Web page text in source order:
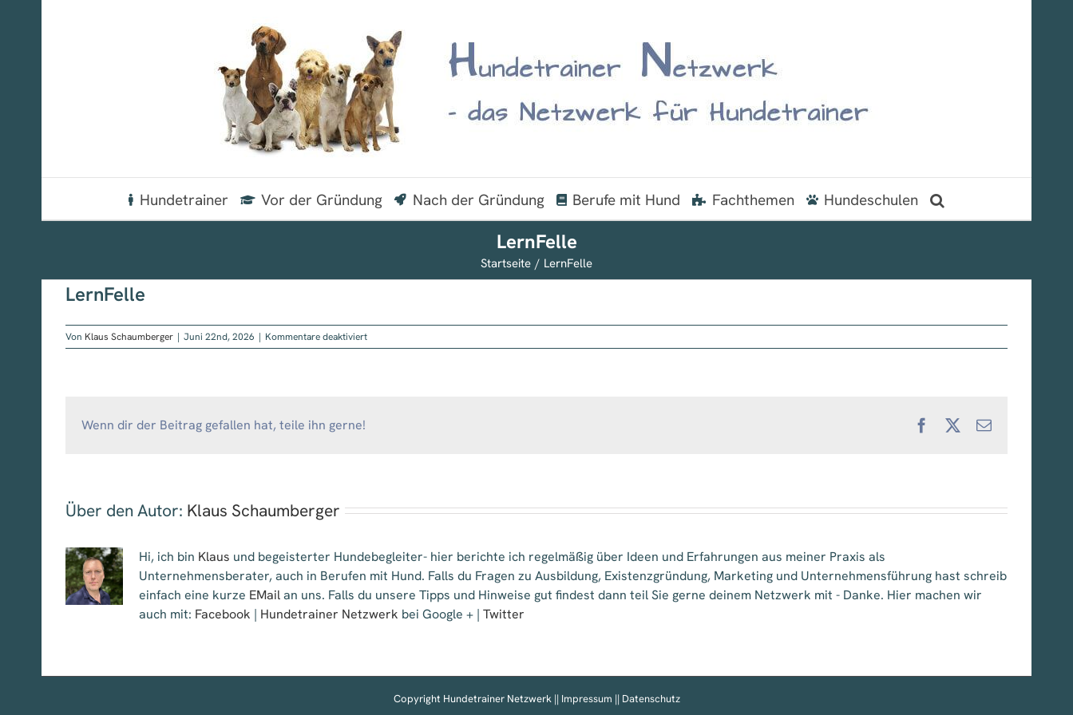
Hundetrainer Vor der Gründung Nach der Gründung Berufe mit Hund Fachthemen Hundeschulen
LernFelle
Startseite LernFelle
LernFelle
Von Klaus Schaumberger | Juni 22nd, 2026 | Kommentare deaktiviertfür
LernFelle
Wenn dir der Beitrag gefallen hat, teile ihn gerne! FacebookE-
Über den Autor: Klaus Schaumberger
Hi, ich bin Klaus und begeisterter Hundebegleiter- hier berichte ich regelmäßig über Ideen und Erfahrungen aus meiner Praxis als
Unternehmensberater, auch in Berufen mit Hund. Falls du Fragen zu Ausbildung, Existenzgründung, Marketing und Unternehmensführung hast schreib
einfach eine kurze EMailan uns. Falls du unsere Tipps und Hinweise gut findest dann teil Sie gerne deinem Netzwerk mit - Danke. Hier machen wir
auch mit: Facebook | Hundetrainer Netzwerk bei Google + | Twitter
Copyright Hundetrainer Netzwerk || Impressum || Datenschutz